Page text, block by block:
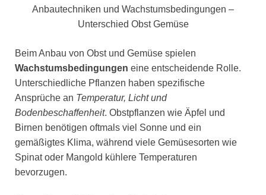
Anbautechniken und Wachstumsbedingungen –
Unterschied Obst Gemüse
Beim Anbau von Obst und Gemüse spielen
Wachstumsbedingungen eine entscheidende Rolle.
Unterschiedliche Pflanzen haben spezifische
Ansprüche an Temperatur, Licht und
Bodenbeschaffenheit. Obstpflanzen wie Äpfel und
Birnen benötigen oftmals viel Sonne und ein
gemäßigtes Klima, während viele Gemüsesorten wie
Spinat oder Mangold kühlere Temperaturen
bevorzugen.